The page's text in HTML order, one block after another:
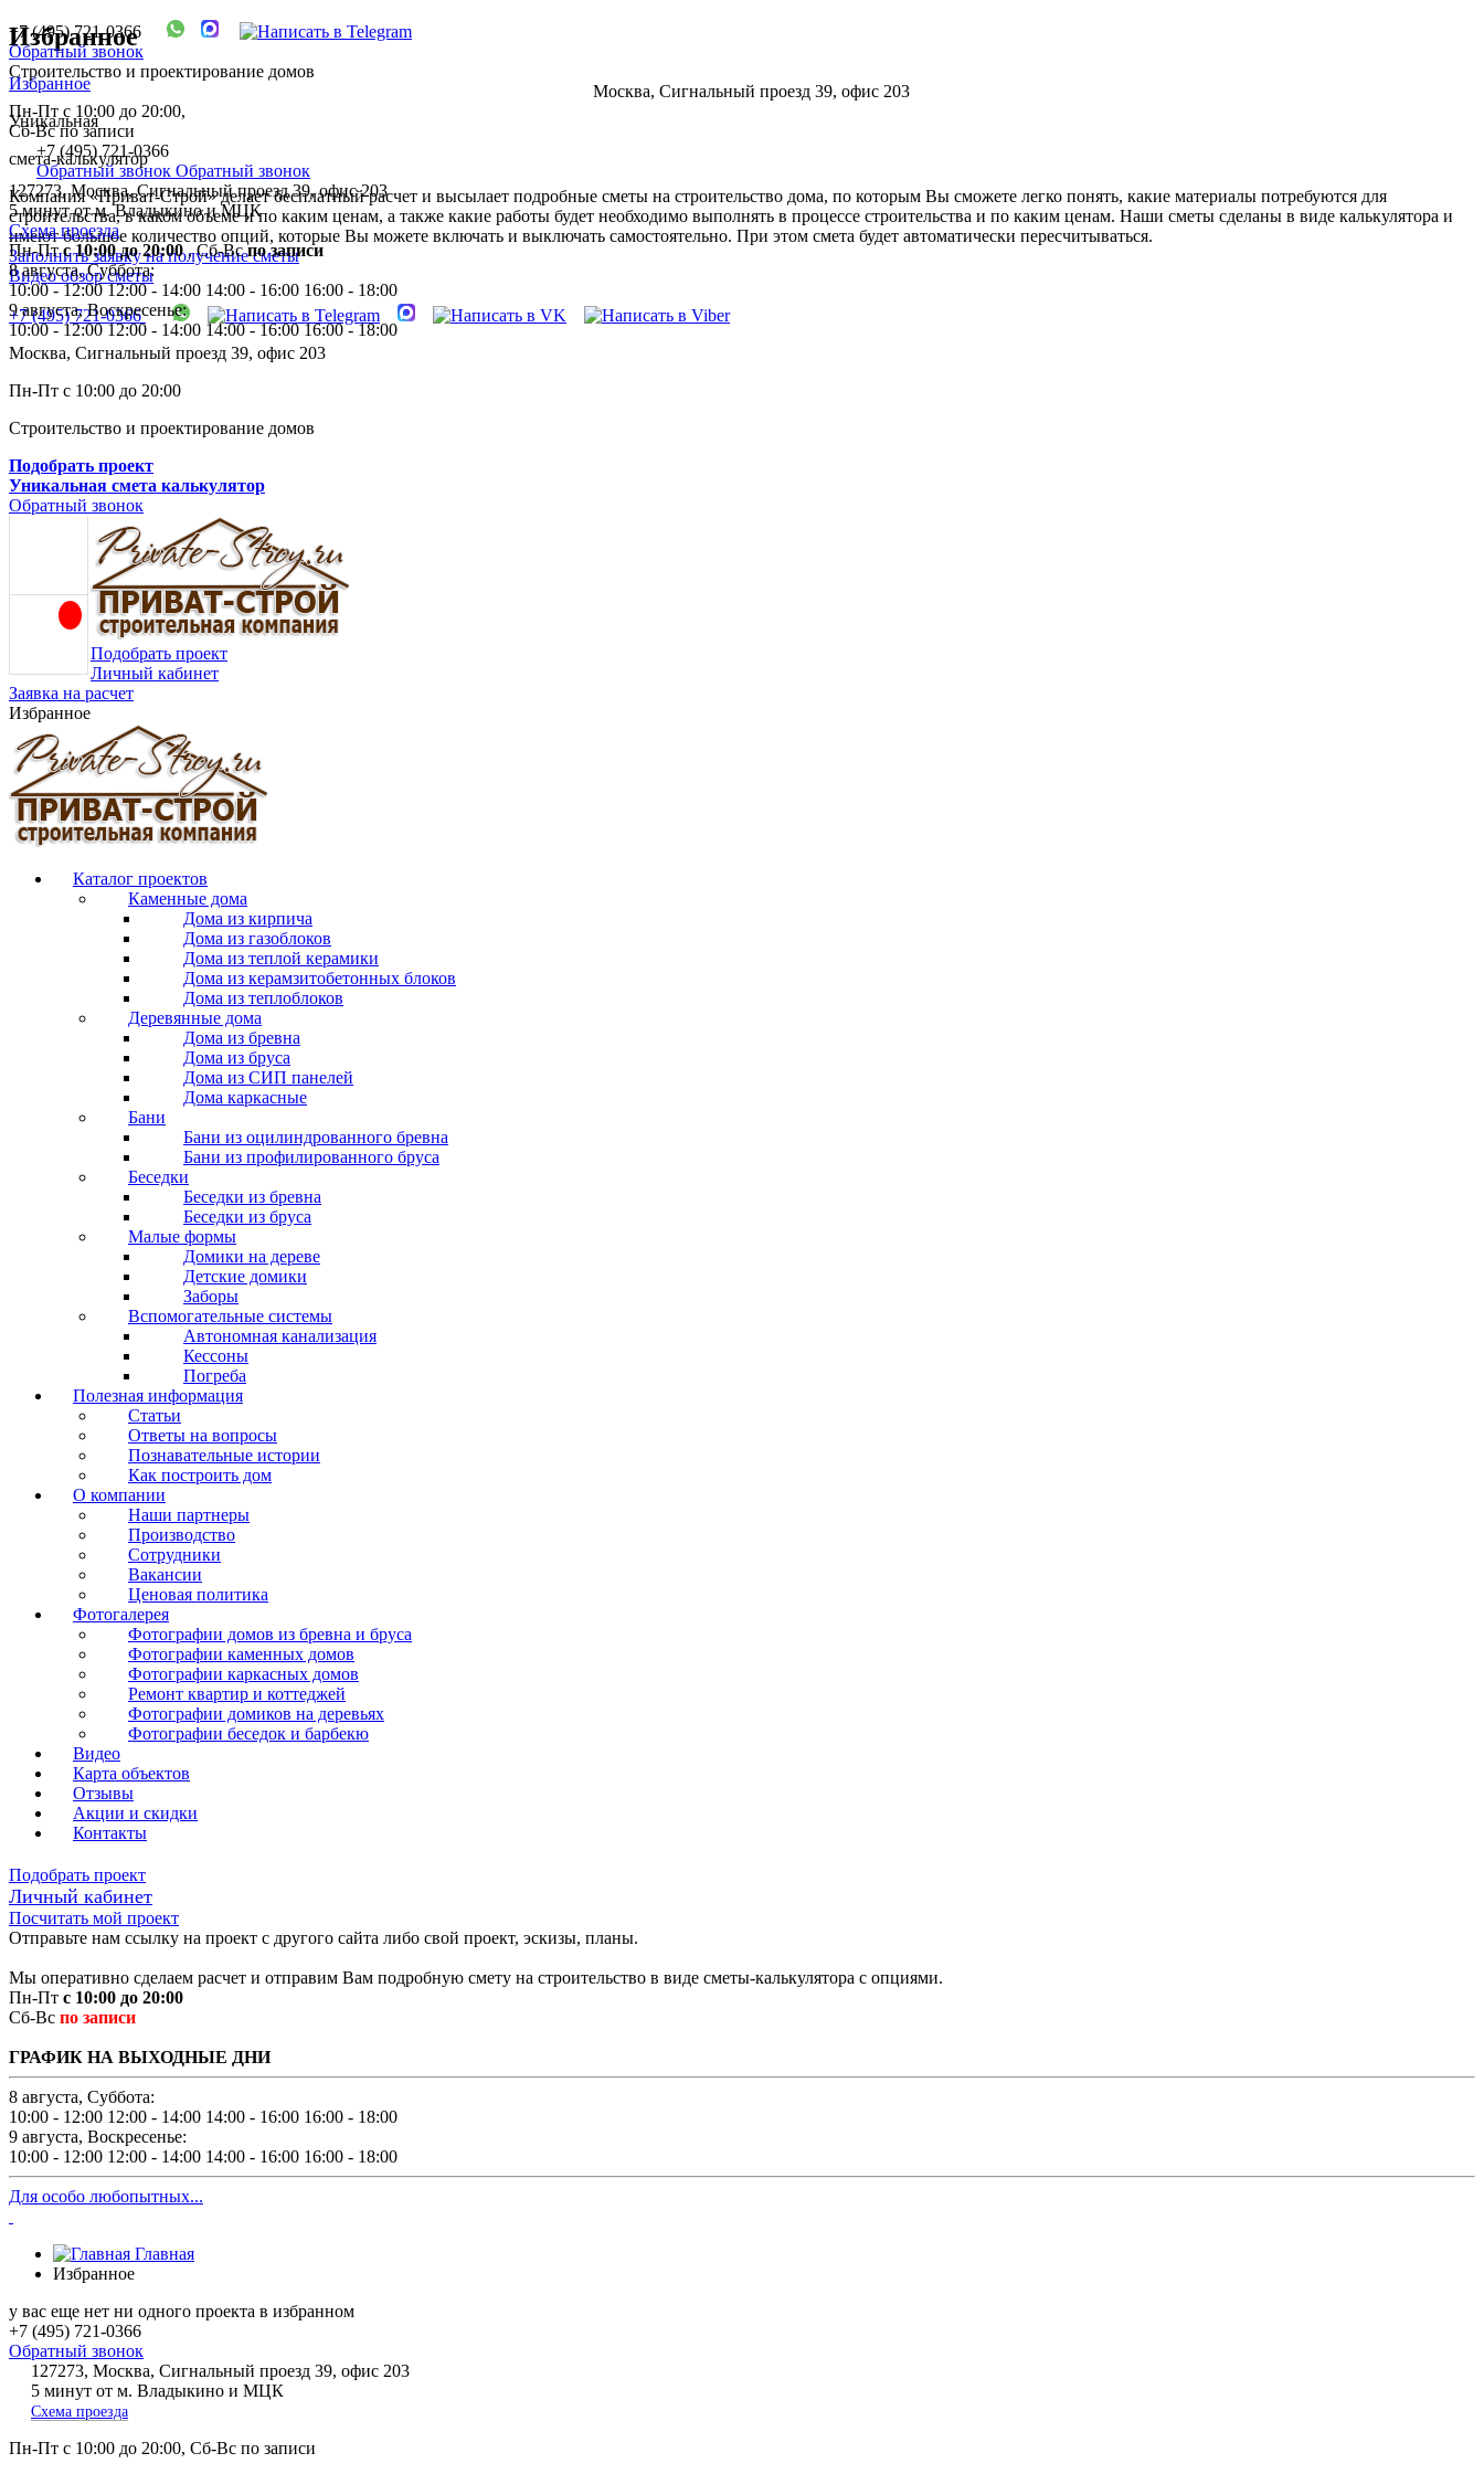
+7 (495) 721-0366
Обратный звонок
Строительство и проектирование домов
Москва, Сигнальный проезд 39, офис 203
Пн-Пт с 10:00 до 20:00,
Сб-Вс по записи
+7 (495) 721-0366
Обратный звонок Обратный звонок
127273, Москва, Сигнальный проезд 39, офис 203
5 минут от м. Владыкино и МЦК
Схема проезда
Пн-Птс 10:00 до 20:00,Сб-Вспо записи
8 августа, Суббота:
10:00 - 12:00 12:00 - 14:00 14:00 - 16:00 16:00 - 18:00
9 августа, Воскресенье:
10:00 - 12:00 12:00 - 14:00 14:00 - 16:00 16:00 - 18:00
Избранное
Избранное
Уникальная
смета-калькулятор
Компания «Приват-Строй» делает бесплатный расчет и высылает подробные сметы на строительство дома, по которым Вы сможете легко понять, какие материалы потребуются для
строительства, в каком объеме и по каким ценам, а также какие работы будет необходимо выполнять в процессе строительства и по каким ценам. Наши сметы сделаны в виде калькулятора и
имеют большое количество опций, которые Вы можете включать и выключать самостоятельно. При этом смета будет автоматически пересчитываться.
Заполнить заявку на получение сметы
Видео обзор сметы
+7 (495) 721-0366
Москва, Сигнальный проезд 39, офис 203
Пн-Пт с 10:00 до 20:00
Строительство и проектирование домов
Подобрать проект
Уникальная смета калькулятор
Обратный звонок
Подобрать проект
Личный кабинет
Заявка на расчет
Избранное
Каталог проектов
Каменные дома
Дома из кирпича
Дома из газоблоков
Дома из теплой керамики
Дома из керамзитобетонных блоков
Дома из теплоблоков
Деревянные дома
Дома из бревна
Дома из бруса
Дома из СИП панелей
Дома каркасные
Бани
Бани из оцилиндрованного бревна
Бани из профилированного бруса
Беседки
Беседки из бревна
Беседки из бруса
Малые формы
Домики на дереве
Детские домики
Заборы
Вспомогательные системы
Автономная канализация
Кессоны
Погреба
Полезная информация
Статьи
Ответы на вопросы
Познавательные истории
Как построить дом
О компании
Наши партнеры
Производство
Сотрудники
Вакансии
Ценовая политика
Фотогалерея
Фотографии домов из бревна и бруса
Фотографии каменных домов
Фотографии каркасных домов
Ремонт квартир и коттеджей
Фотографии домиков на деревьях
Фотографии беседок и барбекю
Видео
Карта объектов
Отзывы
Акции и скидки
Контакты
Подобрать проект
Личный кабинет
Посчитать мой проект
Отправьте нам ссылку на проект с другого сайта либо свой проект, эскизы, планы.
Мы оперативно сделаем расчет и отправим Вам подробную смету на строительство в виде сметы-калькулятора с опциями.
Пн-Пт с 10:00 до 20:00
Сб-Вс по записи
ГРАФИК НА ВЫХОДНЫЕ ДНИ
8 августа, Суббота:
10:00 - 12:00 12:00 - 14:00 14:00 - 16:00 16:00 - 18:00
9 августа, Воскресенье:
10:00 - 12:00 12:00 - 14:00 14:00 - 16:00 16:00 - 18:00
Для особо любопытных...
Главная
Избранное
у вас еще нет ни одного проекта в избранном
+7 (495) 721-0366
Обратный звонок
127273, Москва, Сигнальный проезд 39, офис 203
5 минут от м. Владыкино и МЦК
Схема проезда
Пн-Пт с 10:00 до 20:00, Сб-Вс по записи